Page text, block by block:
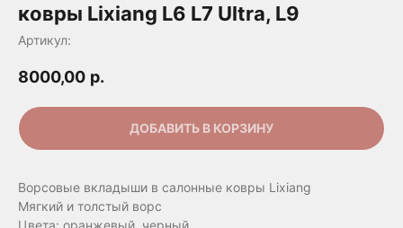
ковры Lixiang L6 L7 Ultra, L9
Артикул:
8000,00 р.
ДОБАВИТЬ В КОРЗИНУ
Ворсовые вкладыши в салонные ковры Lixiang
Мягкий и толстый ворс
Цвета: оранжевый, черный